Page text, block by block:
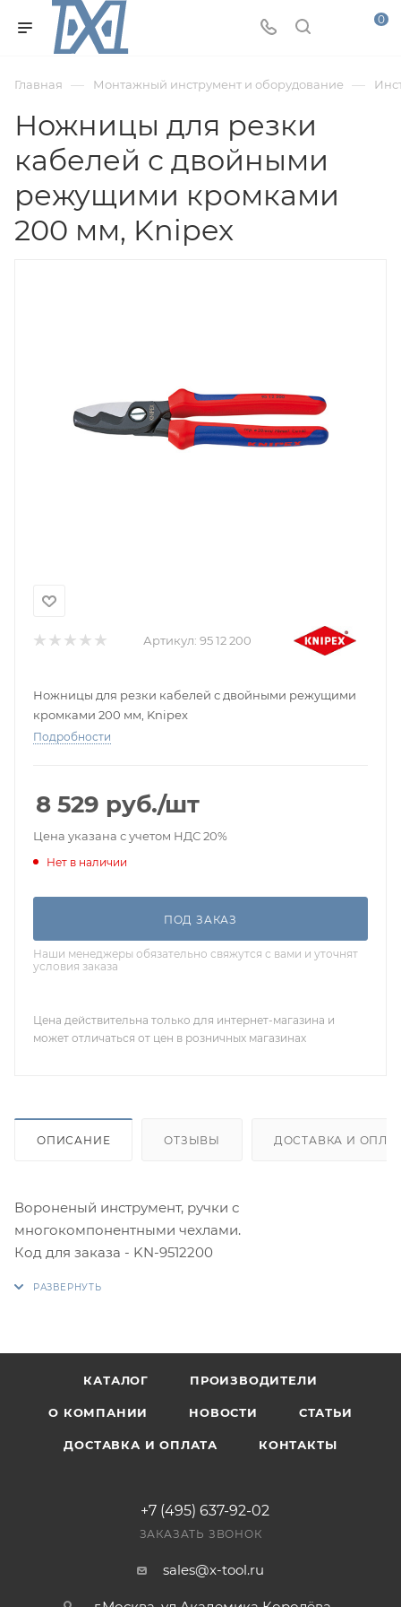
0
Главная — Монтажный инструмент и оборудование —
Ножницы для резки
кабелей с двойными
режущими кромками
200 мм, Knipex
Артикул: 95 12 200
Ножницы для резки кабелей с двойными режущими
кромками 200 мм, Knipex
Подробности
8 529 руб./шт
Цена указана с учетом НДС 20%
Нет в наличии
ПОД ЗАКАЗ
Наши менеджеры обязательно свяжутся с вами и уточнят
условия заказа
Цена действительна только для интернет-магазина и
может отличаться от цен в розничных магазинах
ОПИСАНИЕ ОТЗЫВЫ ДОСТАВКА И
Вороненый инструмент, ручки с
многокомпонентными чехлами.
Код для заказа - KN-9512200
КАТАЛОГ ПРОИЗВОДИТЕЛИ
О КОМПАНИИ НОВОСТИ СТАТЬИ
ДОСТАВКА И ОПЛАТА КОНТАКТЫ
+7 (495) 637-92-02
ЗАКАЗАТЬ ЗВОНОК
sales@x-tool.ru